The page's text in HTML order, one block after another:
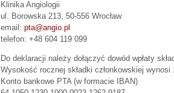
Klinika Angiologii
ul. Borowska 213, 50-556 Wrocław
email: pta@angio.pl
telefon: +48 604 119 099
Do deklaracji należy dołączyć dowód wpłaty
Wysokość rocznej składki członkowskiej wynosi
Konto bankowe PTA (w formacie IBAN)